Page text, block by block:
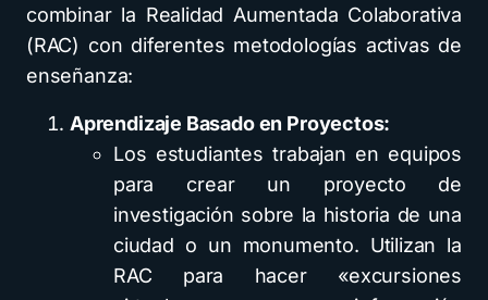
combinar la Realidad Aumentada Colaborativa
(RAC) con diferentes metodologías activas de
enseñanza:
Aprendizaje Basado en Proyectos:
Los estudiantes trabajan en equipos
para crear un proyecto de
investigación sobre la historia de una
ciudad o un monumento. Utilizan la
RAC para hacer «excursiones